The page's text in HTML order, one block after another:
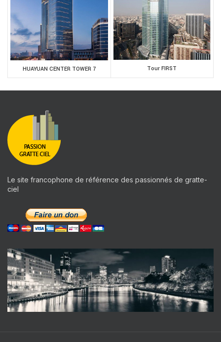
HUAYUAN CENTER TOWER 7 Tour FIRST
Le site francophone de référence des passionnés de gratte-
ciel